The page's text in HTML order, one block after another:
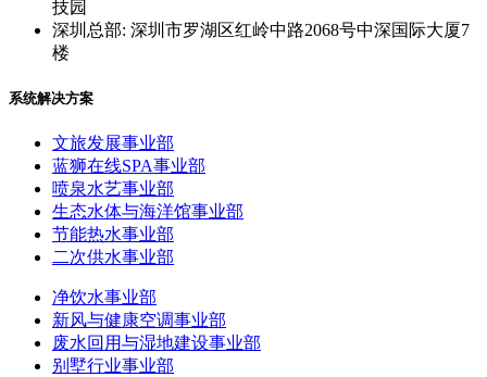
技园
深圳总部: 深圳市罗湖区红岭中路2068号中深国际大厦7
楼
系统解决方案
文旅发展事业部
蓝狮在线SPA事业部
喷泉水艺事业部
生态水体与海洋馆事业部
节能热水事业部
二次供水事业部
净饮水事业部
新风与健康空调事业部
废水回用与湿地建设事业部
别墅行业事业部